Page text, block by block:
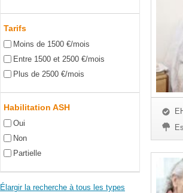
Tarifs
Moins de 1500 €/mois
Entre 1500 et 2500 €/mois
Plus de 2500 €/mois
Habilitation ASH
Oui
Non
Partielle
Élargir la recherche à tous les types